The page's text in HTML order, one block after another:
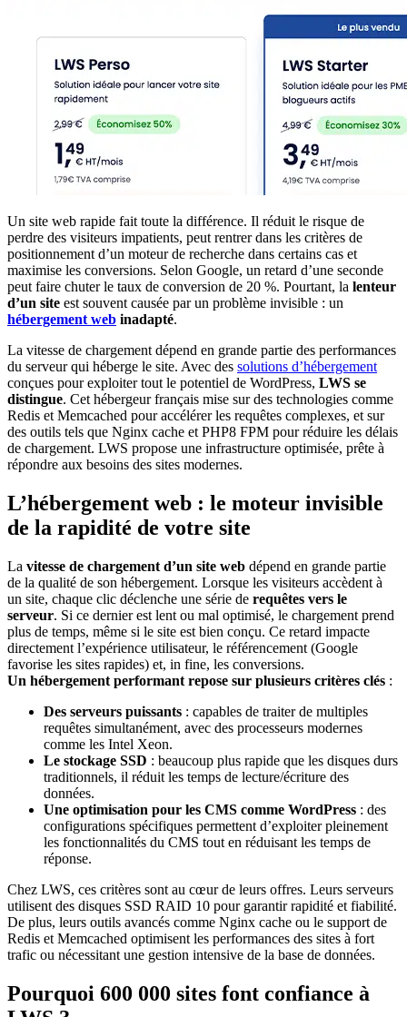
Un site web rapide fait toute la différence. Il réduit le risque de
perdre des visiteurs impatients, peut rentrer dans les critères de
positionnement d’un moteur de recherche dans certains cas et
maximise les conversions. Selon Google, un retard d’une seconde
peut faire chuter le taux de conversion de 20 %. Pourtant, la lenteur
d’un site est souvent causée par un problème invisible : un
hébergement web inadapté.
La vitesse de chargement dépend en grande partie des performances
du serveur qui héberge le site. Avec des solutions d’hébergement
conçues pour exploiter tout le potentiel de WordPress, LWS se
distingue. Cet hébergeur français mise sur des technologies comme
Redis et Memcached pour accélérer les requêtes complexes, et sur
des outils tels que Nginx cache et PHP8 FPM pour réduire les délais
de chargement. LWS propose une infrastructure optimisée, prête à
répondre aux besoins des sites modernes.
L’hébergement web : le moteur invisible
de la rapidité de votre site
La vitesse de chargement d’un site web dépend en grande partie
de la qualité de son hébergement. Lorsque les visiteurs accèdent à
un site, chaque clic déclenche une série de requêtes vers le
serveur. Si ce dernier est lent ou mal optimisé, le chargement prend
plus de temps, même si le site est bien conçu. Ce retard impacte
directement l’expérience utilisateur, le référencement (Google
favorise les sites rapides) et, in fine, les conversions.
Un hébergement performant repose sur plusieurs critères clés :
Des serveurs puissants : capables de traiter de multiples
requêtes simultanément, avec des processeurs modernes
comme les Intel Xeon.
Le stockage SSD : beaucoup plus rapide que les disques durs
traditionnels, il réduit les temps de lecture/écriture des
données.
Une optimisation pour les CMS comme WordPress : des
configurations spécifiques permettent d’exploiter pleinement
les fonctionnalités du CMS tout en réduisant les temps de
réponse.
Chez LWS, ces critères sont au cœur de leurs offres. Leurs serveurs
utilisent des disques SSD RAID 10 pour garantir rapidité et fiabilité.
De plus, leurs outils avancés comme Nginx cache ou le support de
Redis et Memcached optimisent les performances des sites à fort
trafic ou nécessitant une gestion intensive de la base de données.
Pourquoi 600 000 sites font confiance à